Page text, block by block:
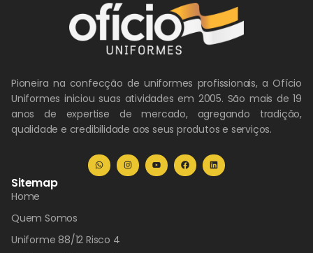
Pioneira na confecção de uniformes profissionais, a Ofício
Uniformes iniciou suas atividades em 2005. São mais de 19
anos de expertise de mercado, agregando tradição,
qualidade e credibilidade aos seus produtos e serviços.
Sitemap
Home
Quem Somos
Uniforme 88/12 Risco 4